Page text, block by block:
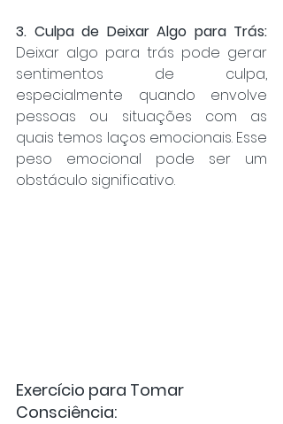
3. Culpa de Deixar Algo para Trás:
Deixar algo para trás pode gerar
sentimentos de culpa,
especialmente quando envolve
pessoas ou situações com as
quais temos laços emocionais. Esse
peso emocional pode ser um
obstáculo significativo.
Exercício para Tomar
Consciência: